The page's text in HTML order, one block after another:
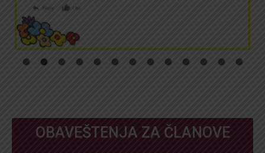
OBAVEŠTENJA ZA ČLANOVE